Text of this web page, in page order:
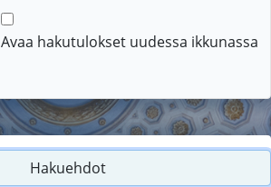
Avaa hakutulokset uudessa ikkunassa
Hakuehdot